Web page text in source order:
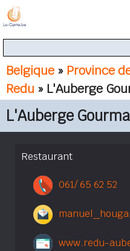
Belgique » Province
Redu » L'Auberge
L'Auberge
Restaurant
061/ 65 62 52
www.redu-